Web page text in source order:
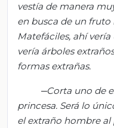
vestía de manera
en busca de un fruto
Matefáciles, ahí
vería árboles
formas extrañas.
Corta uno de
princesa. Será lo
el extraño hombre al